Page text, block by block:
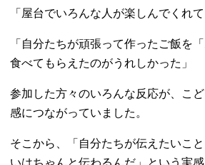
「屋台でいろんな人が楽しんでくれて
「自分たちが頑張って作ったご飯を
食べてもらえたのがうれしかった」
参加した方々のいろんな反応が、
こ
感につながっていました。
そこから、
「自分たちが伝えたいこ
いはちゃんと伝わるんだ」
という実